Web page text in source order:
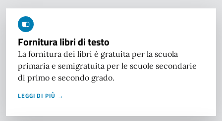
Fornitura libri di testo
La fornitura dei libri è gratuita per la scuola
primaria e semigratuita per le scuole secondarie
di primo e secondo grado.
LEGGI DI PIÙ →